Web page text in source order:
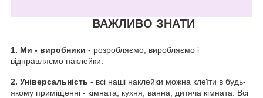
ВАЖЛИВО ЗНАТИ
1. Ми - виробники - розробляємо, виробляємо і
відправляємо наклейки.
2. Універсальність - всі наші наклейки можна клеїти в будь-
якому приміщенні - кімната, кухня, ванна, дитяча кімната. Всі